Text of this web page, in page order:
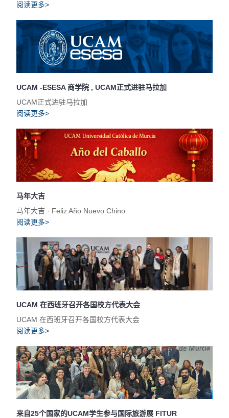
阅读更多>
UCAM -ESESA 商学院 , UCAM正式进驻马拉加
UCAM正式进驻马拉加
阅读更多>
马年大吉
马年大吉 · Feliz Año Nuevo Chino
阅读更多>
UCAM 在西班牙召开各国校方代表大会
UCAM 在西班牙召开各国校方代表大会
阅读更多>
来自25个国家的UCAM学生参与国际旅游展 FITUR